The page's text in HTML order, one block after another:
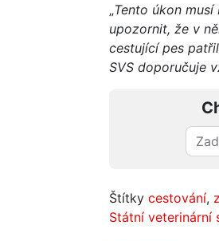
„Tento úkon
upozornit, že v
cestující pes
SVS doporučuje
Štítky cestování,
Státní veterinární